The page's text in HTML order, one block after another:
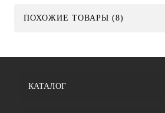
ПОХОЖИЕ ТОВАРЫ (8)
КАТАЛОГ